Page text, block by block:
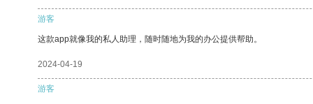
游客
这款app就像我的私人助理，随时随地为我的办公提供帮助。
2024-04-19
游客